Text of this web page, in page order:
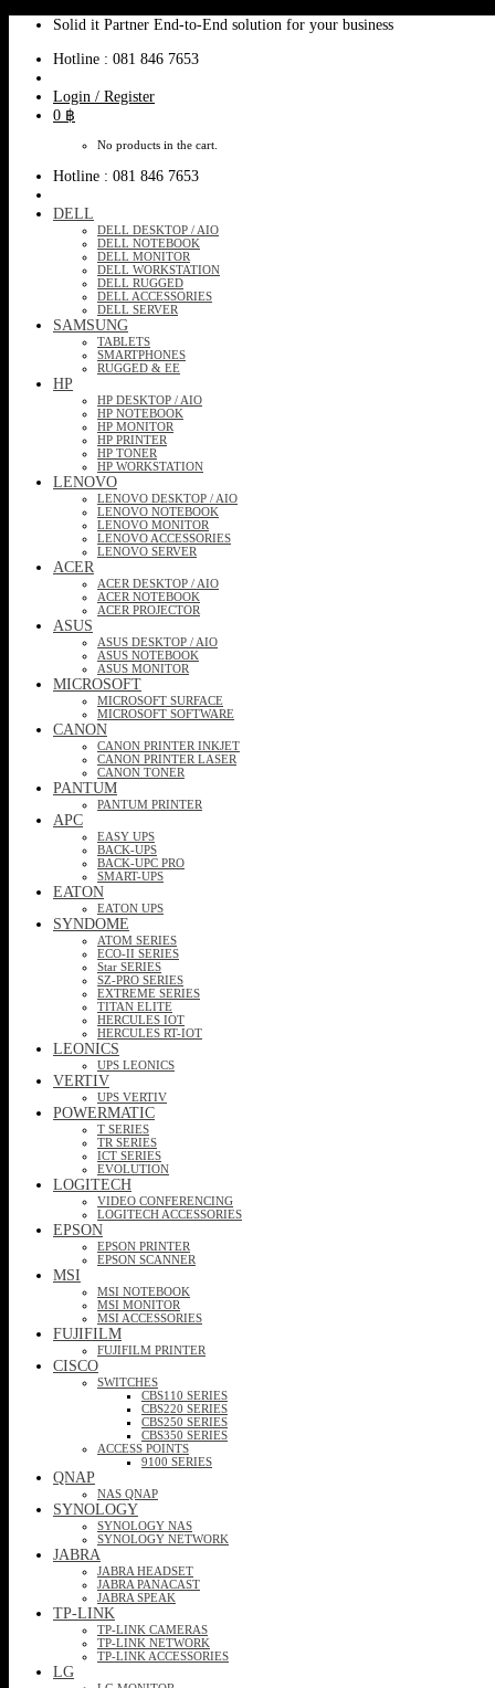
content
Solid it Partner End-to-End solution for your business
Hotline : 081 846 7653
Login / Register
0 ฿
No products in the cart.
Hotline : 081 846 7653
DELL
DELL DESKTOP / AIO
DELL NOTEBOOK
DELL MONITOR
DELL WORKSTATION
DELL RUGGED
DELL ACCESSORIES
DELL SERVER
SAMSUNG
TABLETS
SMARTPHONES
RUGGED & EE
HP
HP DESKTOP / AIO
HP NOTEBOOK
HP MONITOR
HP PRINTER
HP TONER
HP WORKSTATION
LENOVO
LENOVO DESKTOP / AIO
LENOVO NOTEBOOK
LENOVO MONITOR
LENOVO ACCESSORIES
LENOVO SERVER
ACER
ACER DESKTOP / AIO
ACER NOTEBOOK
ACER PROJECTOR
ASUS
ASUS DESKTOP / AIO
ASUS NOTEBOOK
ASUS MONITOR
MICROSOFT
MICROSOFT SURFACE
MICROSOFT SOFTWARE
CANON
CANON PRINTER INKJET
CANON PRINTER LASER
CANON TONER
PANTUM
PANTUM PRINTER
APC
EASY UPS
BACK-UPS
BACK-UPC PRO
SMART-UPS
EATON
EATON UPS
SYNDOME
ATOM SERIES
ECO-II SERIES
Star SERIES
SZ-PRO SERIES
EXTREME SERIES
TITAN ELITE
HERCULES IOT
HERCULES RT-IOT
LEONICS
UPS LEONICS
VERTIV
UPS VERTIV
POWERMATIC
T SERIES
TR SERIES
ICT SERIES
EVOLUTION
LOGITECH
VIDEO CONFERENCING
LOGITECH ACCESSORIES
EPSON
EPSON PRINTER
EPSON SCANNER
MSI
MSI NOTEBOOK
MSI MONITOR
MSI ACCESSORIES
FUJIFILM
FUJIFILM PRINTER
CISCO
SWITCHES
CBS110 SERIES
CBS220 SERIES
CBS250 SERIES
CBS350 SERIES
ACCESS POINTS
9100 SERIES
QNAP
NAS QNAP
SYNOLOGY
SYNOLOGY NAS
SYNOLOGY NETWORK
JABRA
JABRA HEADSET
JABRA PANACAST
JABRA SPEAK
TP-LINK
TP-LINK CAMERAS
TP-LINK NETWORK
TP-LINK ACCESSORIES
LG